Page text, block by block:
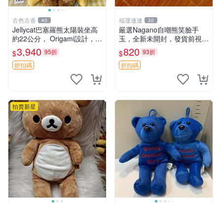
古色古香 40
Jellycat巴塞羅熊太陽裝坐高
約22公分， Origami設計，來
自越南。嚴選 Recommendat
ion！巴塞羅、 Origami熊、J
elly
$3,940 95折
折扣碼
福運連連 30
嚴選Nagano自嘲熊笑臉手
玉，全新未開封，發貨前視頻
確認，海南 廣西 貴州 嚴選N
agano自嘲熊笑臉手玉，全新
未開封，發貨前視頻確認，四
$820 93折
折扣碼
拍賣新星